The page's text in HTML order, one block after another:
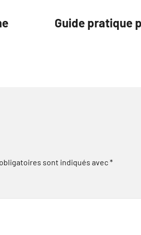
Guide pratique
sont indiqués avec*